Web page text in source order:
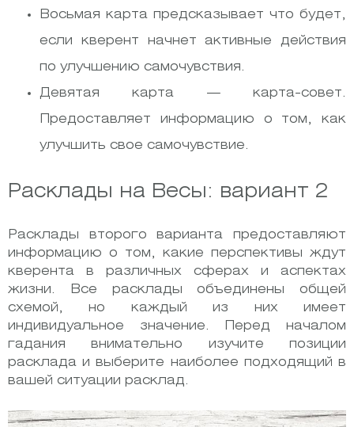
Восьмая карта предсказывает что будет,
если кверент начнет активные действия
по улучшению самочувствия.
Девятая карта — карта-совет.
Предоставляет информацию о том, как
улучшить свое самочувствие.
Расклады на Весы: вариант 2
Расклады второго варианта предоставляют
информацию о том, какие перспективы ждут
кверента в различных сферах и аспектах
жизни. Все расклады объединены общей
схемой, но каждый из них имеет
индивидуальное значение. Перед началом
гадания внимательно изучите позиции
расклада и выберите наиболее подходящий в
вашей ситуации расклад.